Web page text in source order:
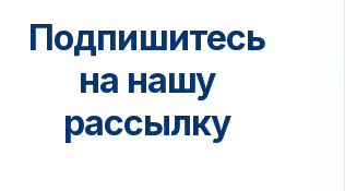
Подпишитесь
на нашу
рассылку